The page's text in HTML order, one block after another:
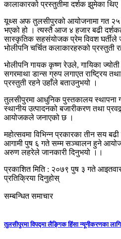
कालाकारको प्रस्तुतीमा दर्शक झुमेका थिए
यूथ्स अफ तुलसीपुरको आयोजनामा गत
भएको हो । त्यस्तै आज ४ हजार बढी
सास्कृतिक सहसंयोजक प्रेम विवश घर्तीले
भोलीपनि चर्चित कलाकारहरुको प्रस्तुती
भोलीपनि गायक कृष्ण रेउले, गायिका
सगरमाथा डान्स ग्रुप लगाएत राष्ट्रिय
प्रस्तुती रहने उहाँले बताउनुभयो ।
तुलसीपुरमा आधुनिक पुस्तकालय स्थापना
स्थानीय उत्पादनको बजारीकरण तथा
आयोजकले जनाएको छ ।
महोत्सवमा विभिन्न प्रकारका तीन सय
आगामी पुष ६ गते सम्म सञ्चालन हुने
अरुण लहरेले जानकारी दिनुभयो ।।
प्रकाशित मिति : २०७९ पुष ३ गते
प्रतिक्रिया दिनुहोस्
सम्बन्धित समाचार
तुलसीपुरमा विपद्मा लैङ्गिक हिंसा न्यूनीकरणका